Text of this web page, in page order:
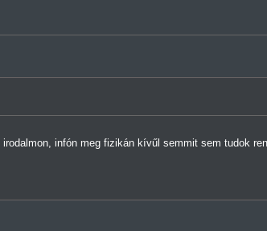
infón meg fizikán kívűl semmit sem tudok